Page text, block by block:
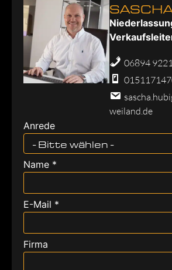
06894
weiland.de
Anrede
- Bitte wählen -
Name *
E-Mail *
Firma